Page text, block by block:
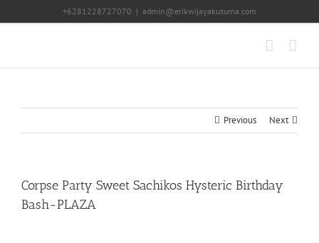
+6281228727070 | admin@erikwijayakusuma.com
Previous Next
Corpse Party Sweet Sachikos Hysteric Birthday
Bash-PLAZA